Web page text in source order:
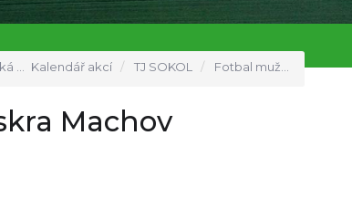
Kalendář akcí TJ SOKOL Fotbal muži Velká Jesenice - Jiskra Machov
Machov